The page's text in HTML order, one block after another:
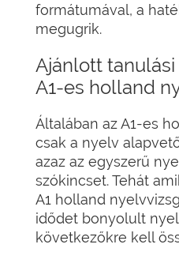
formátumával, a
megugrik.
Ajánlott
A1-es holland
Általában az A1-es
csak a nyelv
azaz az egyszerű
szókincset. Tehát
A1 holland
idődet bonyolult
következőkre kell